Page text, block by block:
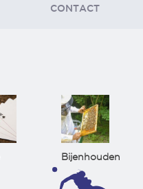
CONTACT
Bijenhouden